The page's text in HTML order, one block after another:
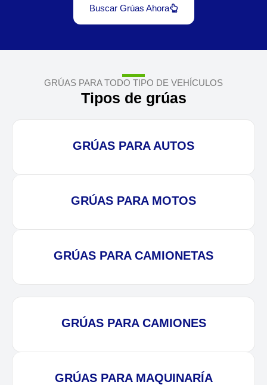
Buscar Grúas Ahora
GRÚAS PARA TODO TIPO DE VEHÍCULOS
Tipos de grúas
GRÚAS PARA AUTOS
GRÚAS PARA MOTOS
GRÚAS PARA CAMIONETAS
GRÚAS PARA CAMIONES
GRÚAS PARA MAQUINARÍA